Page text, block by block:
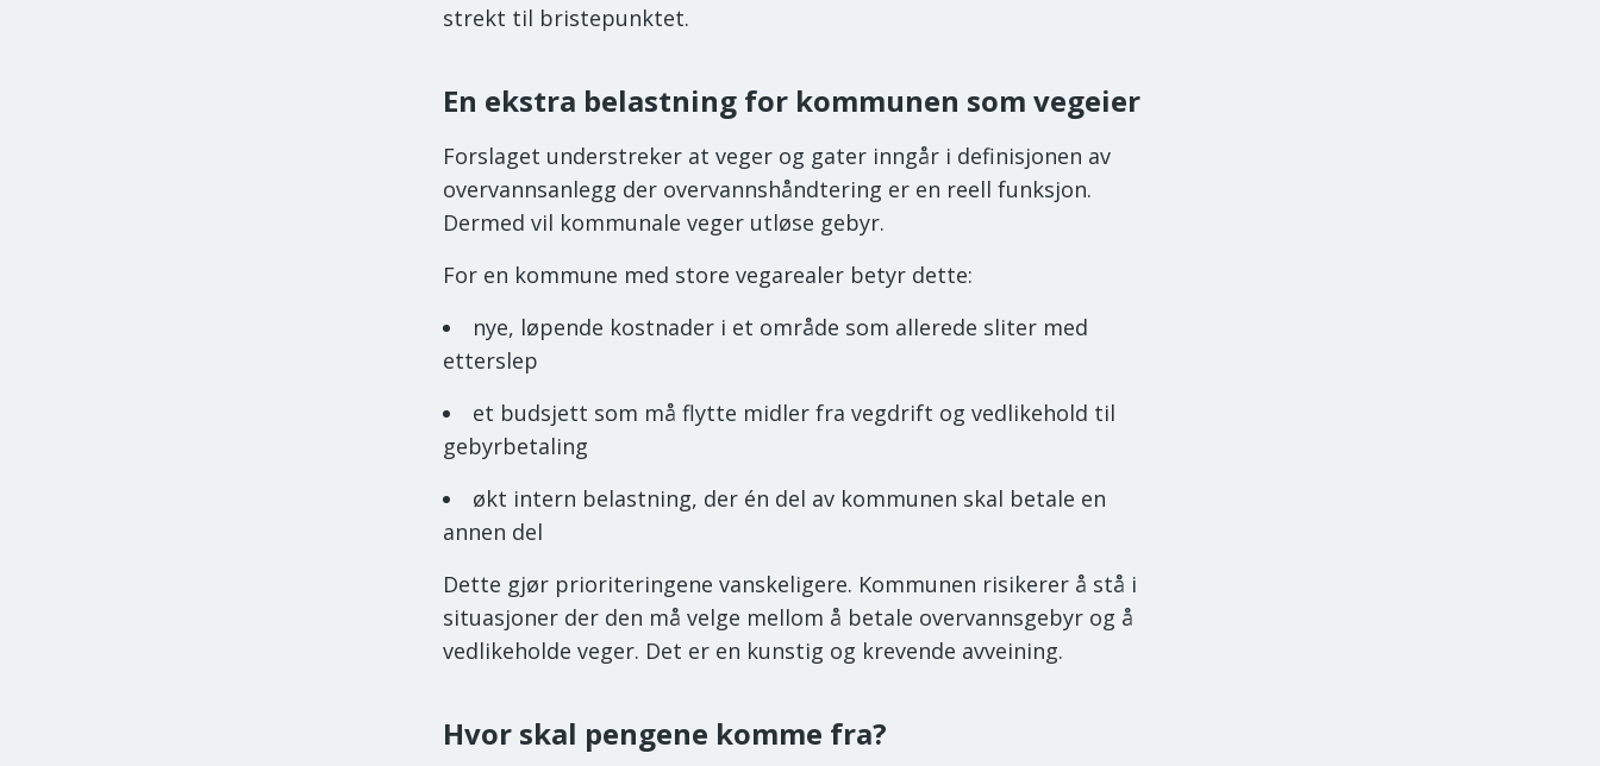
strekt til bristepunktet.
En ekstra belastning for kommunen som vegeier
Forslaget understreker at veger og gater inngår i definisjonen av
overvannsanlegg der overvannshåndtering er en reell funksjon.
Dermed vil kommunale veger utløse gebyr.
For en kommune med store vegarealer betyr dette:
nye, løpende kostnader i et område som allerede sliter med
etterslep
et budsjett som må flytte midler fra vegdrift og vedlikehold til
gebyrbetaling
økt intern belastning, der én del av kommunen skal betale en
annen del
Dette gjør prioriteringene vanskeligere. Kommunen risikerer å stå i
situasjoner der den må velge mellom å betale overvannsgebyr og å
vedlikeholde veger. Det er en kunstig og krevende avveining.
Hvor skal pengene komme fra?